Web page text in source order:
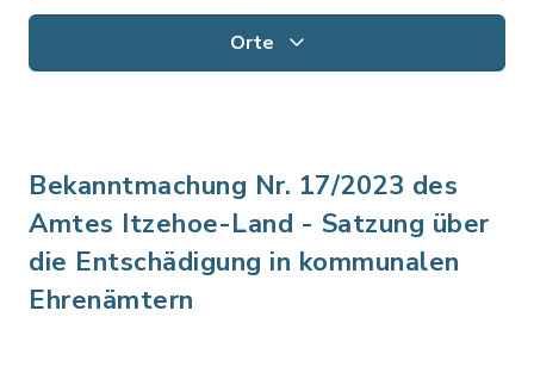
Orte
Bekanntmachung Nr. 17/2023 des
Amtes Itzehoe-Land - Satzung über
die Entschädigung in kommunalen
Ehrenämtern